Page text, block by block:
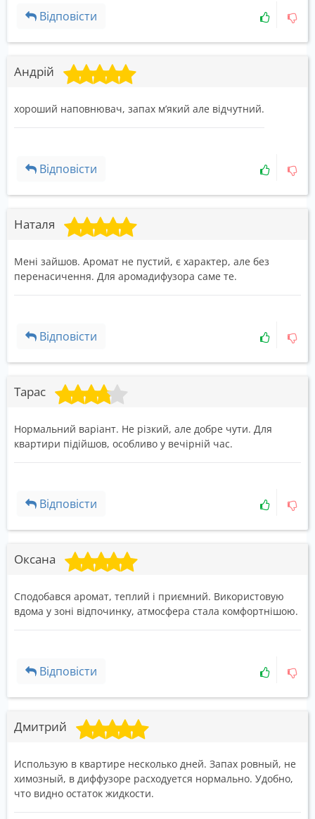
Відповісти
Андрій
хороший наповнювач, запах м’який але відчутний.
Відповісти
Наталя
Мені зайшов. Аромат не пустий, є характер, але без
перенасичення. Для аромадифузора саме те.
Відповісти
Тарас
Нормальний варіант. Не різкий, але добре чути. Для
квартири підійшов, особливо у вечірній час.
Відповісти
Оксана
Сподобався аромат, теплий і приємний. Використовую
вдома у зоні відпочинку, атмосфера стала комфортнішою.
Відповісти
Дмитрий
Использую в квартире несколько дней. Запах ровный, не
химозный, в диффузоре расходуется нормально. Удобно,
что видно остаток жидкости.